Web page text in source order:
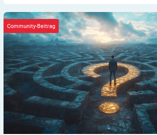
Gut beraten – oder guter Rat
Community-Beitrag